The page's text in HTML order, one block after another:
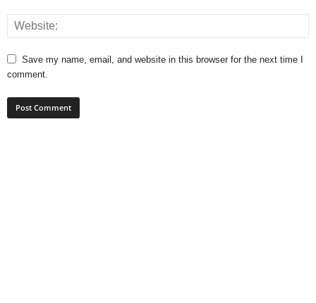
Save my name, email, and website in this browser for the next time I
comment.